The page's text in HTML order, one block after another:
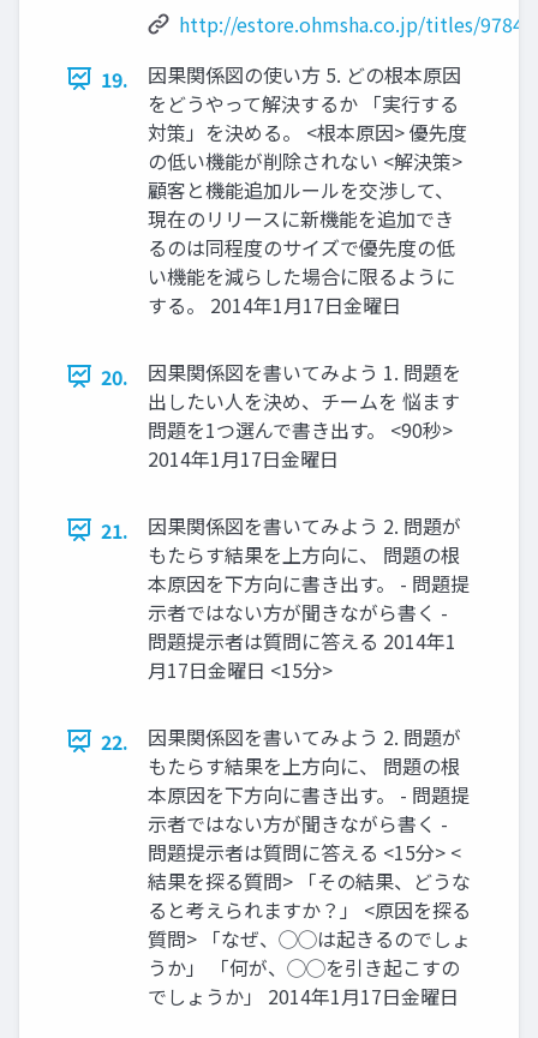
http://estore.ohmsha.co.jp/titles/
19.
因果関係図の使い方 5. どの根本原因
をどうやって解決するか 「実行する
対策」を決める。 <根本原因> 優先度
の低い機能が削除されない <解決策>
顧客と機能追加ルールを交渉して、
現在のリリースに新機能を追加でき
るのは同程度のサイズで優先度の低
い機能を減らした場合に限るように
する。 2014年1月17日金曜日
20.
因果関係図を書いてみよう 1. 問題を
出したい人を決め、チームを 悩ます
問題を1つ選んで書き出す。 <90秒>
2014年1月17日金曜日
21.
因果関係図を書いてみよう 2. 問題が
もたらす結果を上方向に、 問題の根
本原因を下方向に書き出す。 - 問題提
示者ではない方が聞きながら書く -
問題提示者は質問に答える 2014年1
月17日金曜日 <15分>
22.
因果関係図を書いてみよう 2. 問題が
もたらす結果を上方向に、 問題の根
本原因を下方向に書き出す。 - 問題提
示者ではない方が聞きながら書く -
問題提示者は質問に答える <15分> <
結果を探る質問> 「その結果、どうな
ると考えられますか？」 <原因を探る
質問> 「なぜ、◯◯は起きるのでしょ
うか」 「何が、◯◯を引き起こすの
でしょうか」 2014年1月17日金曜日